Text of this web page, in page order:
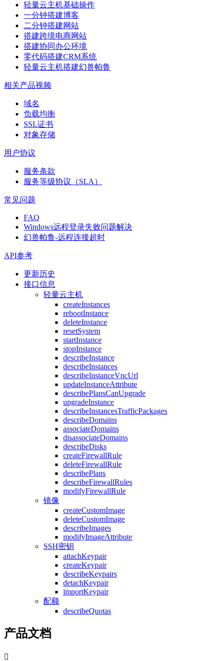
轻量云主机基础操作
一分钟搭建博客
二分钟搭建网站
搭建跨境电商网站
搭建协同办公环境
零代码搭建CRM系统
轻量云主机搭建幻兽帕鲁
相关产品视频
域名
负载均衡
SSL证书
对象存储
用户协议
服务条款
服务等级协议（SLA）
常见问题
FAQ
Windows远程登录失败问题解决
幻兽帕鲁-远程连接超时
API参考
更新历史
接口信息
轻量云主机
createInstances
rebootInstance
deleteInstance
resetSystem
startInstance
stopInstance
describeInstance
describeInstances
describeInstanceVncUrl
updateInstanceAttribute
describePlansCanUpgrade
upgradeInstance
describeInstancesTrafficPackages
describeDomains
associateDomains
disassociateDomains
describeDisks
createFirewallRule
deleteFirewallRule
describePlans
describeFirewallRules
modifyFirewallRule
镜像
createCustomImage
deleteCustomImage
describeImages
modifyImageAttribute
SSH密钥
attachKeypair
createKeypair
describeKeypairs
detachKeypair
importKeypair
配额
describeQuotas
产品文档
